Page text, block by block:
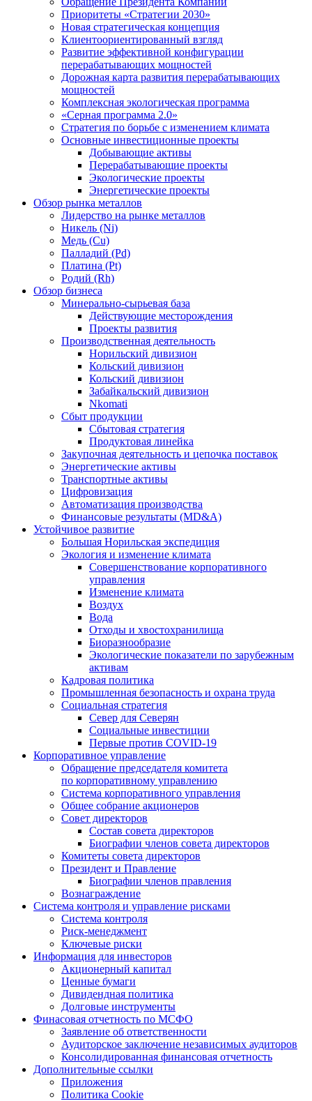
Приоритеты «Стратегии 2030»
Новая стратегическая концепция
Клиентоориентированный взгляд
Развитие эффективной конфигурации
перерабатывающих мощностей
Дорожная карта развития перерабатывающих
мощностей
Комплексная экологическая программа
«Серная программа 2.0»
Стратегия по борьбе с изменением климата
Основные инвестиционные проекты
Добывающие активы
Перерабатывающие проекты
Экологические проекты
Энергетические проекты
Обзор рынка металлов
Лидерство на рынке металлов
Никель (Ni)
Медь (Cu)
Палладий (Pd)
Платина (Pt)
Родий (Rh)
Обзор бизнеса
Минерально-сырьевая база
Действующие месторождения
Проекты развития
Производственная деятельность
Норильский дивизион
Кольский дивизион
Кольский дивизион
Забайкальский дивизион
Nkomati
Сбыт продукции
Сбытовая стратегия
Продуктовая линейка
Закупочная деятельность и цепочка поставок
Энергетические активы
Транспортные активы
Цифровизация
Автоматизация производства
Финансовые результаты (MD&A)
Устойчивое развитие
Большая Норильская экспедиция
Экология и изменение климата
Совершенствование корпоративного
управления
Изменение климата
Воздух
Вода
Отходы и хвостохранилища
Биоразнообразие
Экологические показатели по зарубежным
активам
Кадровая политика
Промышленная безопасность и охрана труда
Социальная стратегия
Север для Северян
Социальные инвестиции
Первые против COVID‑19
Корпоративное управление
Обращение председателя комитета
по корпоративному управлению
Система корпоративного управления
Общее собрание акционеров
Совет директоров
Состав совета директоров
Биографии членов совета директоров
Комитеты совета директоров
Президент и Правление
Биографии членов правления
Вознаграждение
Система контроля и управление рисками
Система контроля
Риск-менеджмент
Ключевые риски
Информация для инвесторов
Акционерный капитал
Ценные бумаги
Дивидендная политика
Долговые инструменты
Финасовая отчетность по МСФО
Заявление об ответственности
Аудиторское заключение независимых аудиторов
Консолидированная финансовая отчетность
Дополнительные ссылки
Приложения
Политика Cookie